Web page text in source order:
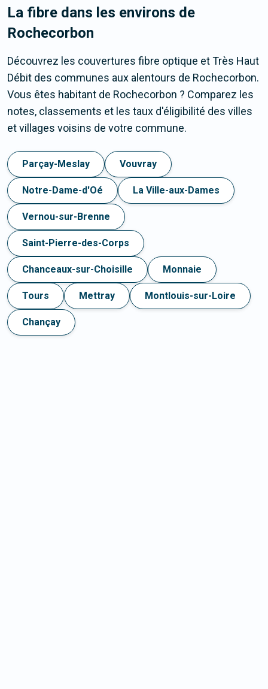
La fibre dans les environs de
Rochecorbon
Découvrez les couvertures fibre optique et Très Haut
Débit des communes aux alentours de Rochecorbon.
Vous êtes habitant de Rochecorbon ? Comparez les
notes, classements et les taux d'éligibilité des villes
et villages voisins de votre commune.
Parçay-Meslay Vouvray
Notre-Dame-d'Oé La Ville-aux-Dames
Vernou-sur-Brenne
Saint-Pierre-des-Corps
Chanceaux-sur-Choisille Monnaie
Tours Mettray Montlouis-sur-Loire
Chançay